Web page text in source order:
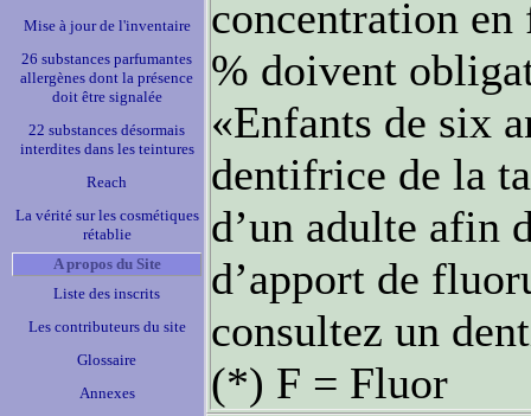
Mise à jour de l'inventaire
26 substances parfumantes
allergènes dont la présence
doit être signalée
22 substances désormais
interdites dans les teintures
Reach
La vérité sur les cosmétiques
rétablie
A propos du Site
Liste des inscrits
Les contributeurs du site
Glossaire
Annexes
concentration
% doivent
«Enfants de six
dentifrice de la
d’un adulte afin
d’apport de
consultez un
(*) F = Fluor